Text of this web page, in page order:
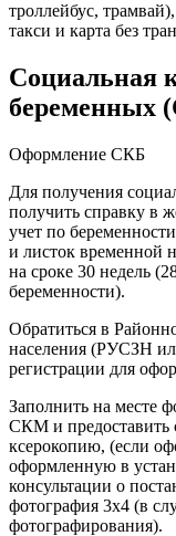
троллейбус,
такси и карта без
Социальная
беременных
Оформление СКБ
Для получения
получить справку в
учет по
и листок временной
на сроке 30 недель
беременности).
Обратиться в
населения (РУСЗН
регистрации для
Заполнить на месте
СКМ и предоставить
ксерокопию, (если
оформленную в
консультации о
фотография 3х4 (в
фотографирования).